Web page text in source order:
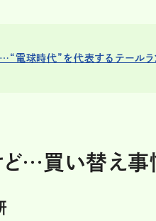
電球時代”を代表するテール
ど…買い替え事